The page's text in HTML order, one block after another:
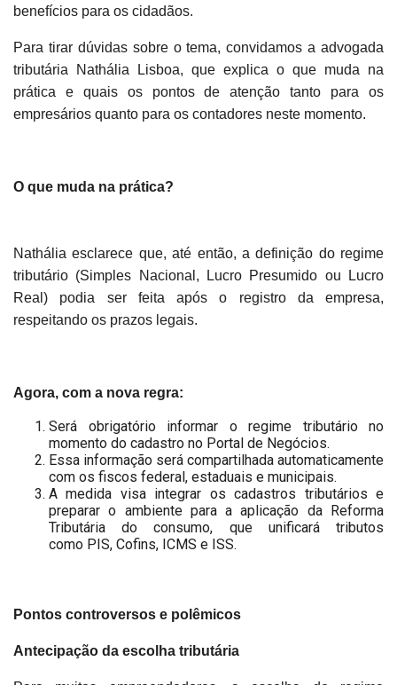
benefícios para os cidadãos.
Para tirar dúvidas sobre o tema, convidamos a advogada
tributária Nathália Lisboa, que explica o que muda na
prática e quais os pontos de atenção tanto para os
empresários quanto para os contadores neste momento.
O que muda na prática?
Nathália esclarece que, até então, a definição do regime
tributário (Simples Nacional, Lucro Presumido ou Lucro
Real) podia ser feita após o registro da empresa,
respeitando os prazos legais.
Agora, com a nova regra:
Será obrigatório informar o regime tributário no
momento do cadastro no Portal de Negócios.
Essa informação será compartilhada automaticamente
com os fiscos federal, estaduais e municipais.
A medida visa integrar os cadastros tributários e
preparar o ambiente para a aplicação da Reforma
Tributária do consumo, que unificará tributos
como PIS, Cofins, ICMS e ISS.
Pontos controversos e polêmicos
Antecipação da escolha tributária